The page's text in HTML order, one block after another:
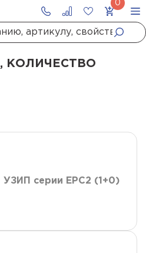
до 1000 ВУЗИП II класса испытаний
КОЛИЧЕСТВО
УЗИП серии ЕРС2 (1+0)